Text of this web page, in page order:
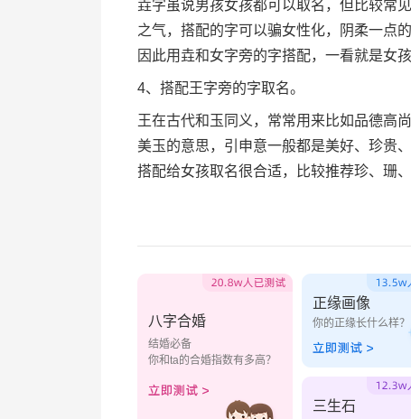
垚字虽说男孩女孩都可以取名，但比较常
之气，搭配的字可以骗女性化，阴柔一点
因此用垚和女字旁的字搭配，一看就是女
4、搭配王字旁的字取名。
王在古代和玉同义，常常用来比如品德高
美玉的意思，引申意一般都是美好、珍贵
搭配给女孩取名很合适，比较推荐珍、珊
八字合婚
结婚必备
你和ta的合婚指数有多高？
正缘画像
你的正缘长什么样？
三生石